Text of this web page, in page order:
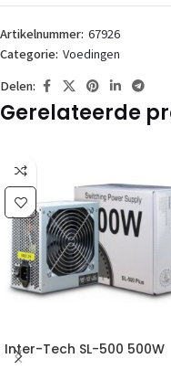
Artikelnummer: 67926
Categorie: Voedingen
Delen:
Gerelateerde
Inter-Tech SL-500 500W